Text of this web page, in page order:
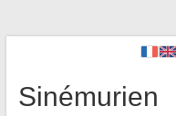
Sinémurien